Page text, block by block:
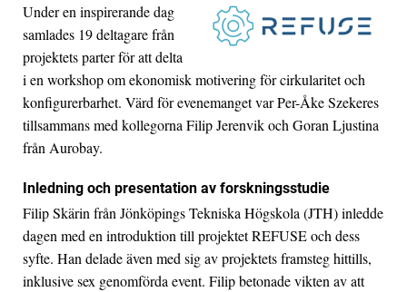
Under en inspirerande dag
samlades 19 deltagare från
projektets parter för att delta
i en workshop om ekonomisk motivering för cirkularitet och
konfigurerbarhet. Värd för evenemanget var Per-Åke Szekeres
tillsammans med kollegorna Filip Jerenvik och Goran Ljustina
från Aurobay.
Inledning och presentation av forskningsstudie
Filip Skärin från Jönköpings Tekniska Högskola (JTH) inledde
dagen med en introduktion till projektet REFUSE och dess
syfte. Han delade även med sig av projektets framsteg hittills,
inklusive sex genomförda event. Filip betonade vikten av att